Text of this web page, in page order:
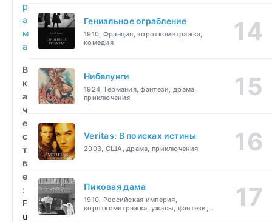
р
а
м
а
В
к
а
ч
е
с
т
в
е
:
F
u
Гениальное ограбление
1910, Франция, короткометражка,
комедия
Нибелунги
1924, Германия, фэнтези, драма,
приключения
Veritas: В поисках истины
2003, США, драма, приключения
Пиковая дама
1910, Российская империя,
короткометражка, ужасы, фэнтези,